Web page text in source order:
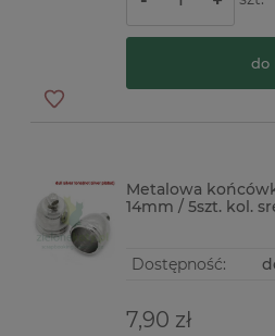
do
Metalowa
14mm / 5szt. kol.
Dostępność:
7,90 zł